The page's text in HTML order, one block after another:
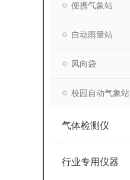
便携气象站
自动雨量站
风向袋
校园自动气象站
气体检测仪
行业专用仪器